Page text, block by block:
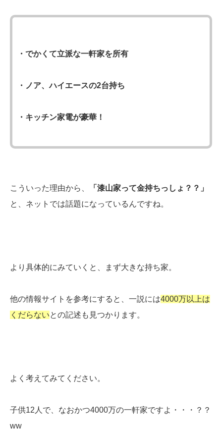
・でかくて立派な一軒家を所有
・ノア、ハイエースの2台持ち
・キッチン家電が豪華！
こういった理由から、
「漆山家って金持ちっしょ？？」
と、ネットでは話題になっているんですね。
より具体的にみていくと、まず大きな持ち家。
他の情報サイトを参考にすると、一説には4000万以上は
くだらないとの記述も見つかります。
よく考えてみてください。
子供12人で、なおかつ4000万の一軒家ですよ・・・？？
ww